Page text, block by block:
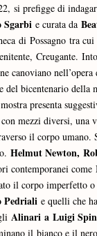
si prefigge di
e curata da
di Possagno tra
Creugante.
canoviano
del bicentenario della
presenta
mezzi diversi,
il corpo
Helmut Newton,
contemporanei come
il corpo imperfetto
Pedriali e quelli che
Alinari a Luigi
il bianco e il